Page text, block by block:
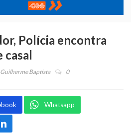
Polícia encontra
casal
Guilherme Baptista 0
Whatsapp